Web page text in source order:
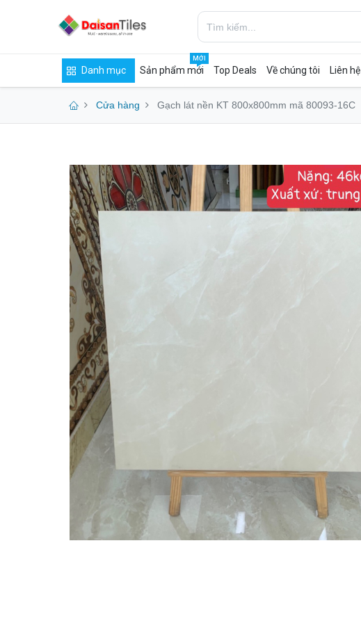
Danh mục Sản phẩm mới
MỚI
Top Deals Về chúng tôi Liên hệ
Cửa hàng Gạch lát nền KT 800x800mm mã 80093-16C